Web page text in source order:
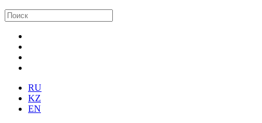
RU
KZ
EN